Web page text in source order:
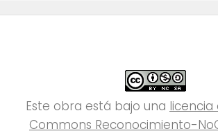
Este obra está bajo una licencia
Commons Reconocimiento-